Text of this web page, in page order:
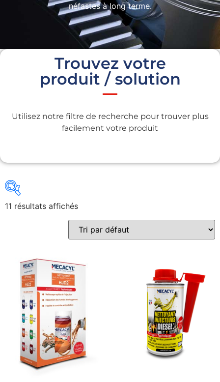
néfastes à long terme.
Trouvez votre
produit / solution
Utilisez notre filtre de recherche pour trouver plus
facilement votre produit
Gains recherchés
Gains recherchés
11 résultats affichés